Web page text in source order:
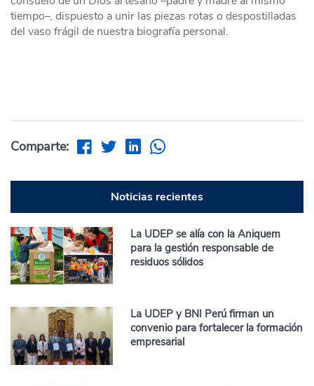
tiempo–, dispuesto a unir las piezas rotas o despostilladas
del vaso frágil de nuestra biografía personal.
Comparte:
Noticias recientes
La UDEP se alía con la Aniquem
para la gestión responsable de
residuos sólidos
La UDEP y BNI Perú firman un
convenio para fortalecer la formación
empresarial